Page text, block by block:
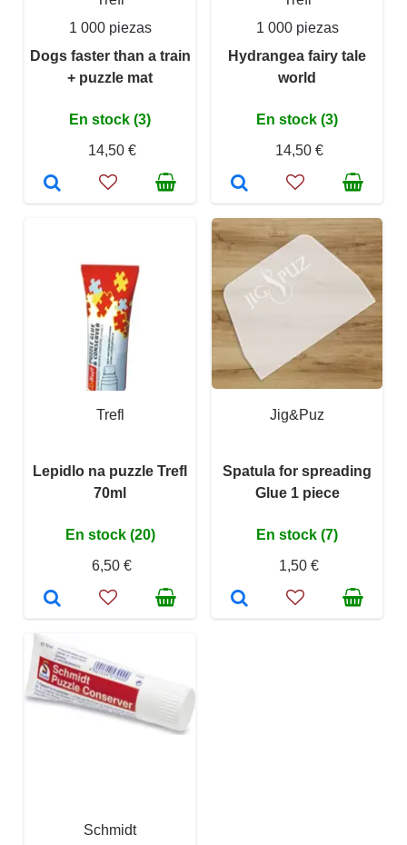
1 000 piezas
Dogs faster than a train
+ puzzle mat
En stock (3)
14,50 €
1 000 piezas
Hydrangea fairy tale
world
En stock (3)
14,50 €
Trefl
Lepidlo na puzzle Trefl
70ml
En stock (20)
6,50 €
Jig&Puz
Spatula for spreading
Glue 1 piece
En stock (7)
1,50 €
Schmidt